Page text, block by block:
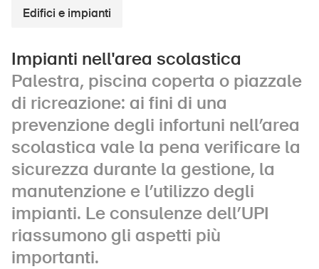
UPI – chi siamo
Media
Politica
Sinus Plus
Campagne
Posti vacanti
Edifici e impianti
Impianti nell'area scolastica
Palestra, piscina coperta o piazzale
di ricreazione: ai fini di una
prevenzione degli infortuni nell’area
scolastica vale la pena verificare la
sicurezza durante la gestione, la
manutenzione e l’utilizzo degli
impianti. Le consulenze dell’UPI
riassumono gli aspetti più
importanti.